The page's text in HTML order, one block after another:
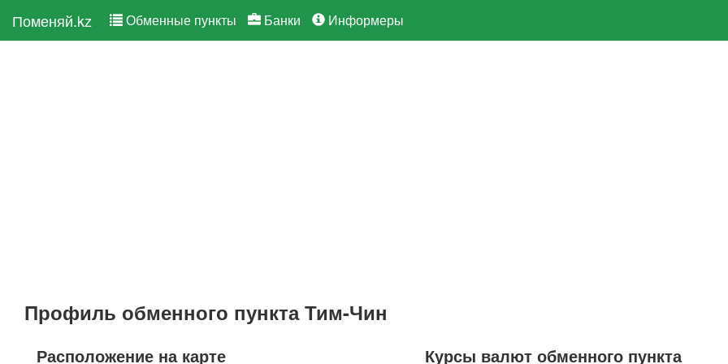
Поменяй.kz Обменные пункты Банки Информеры
Профиль обменного пункта Тим-Чин
Расположение на карте Курсы валют обменного пункта